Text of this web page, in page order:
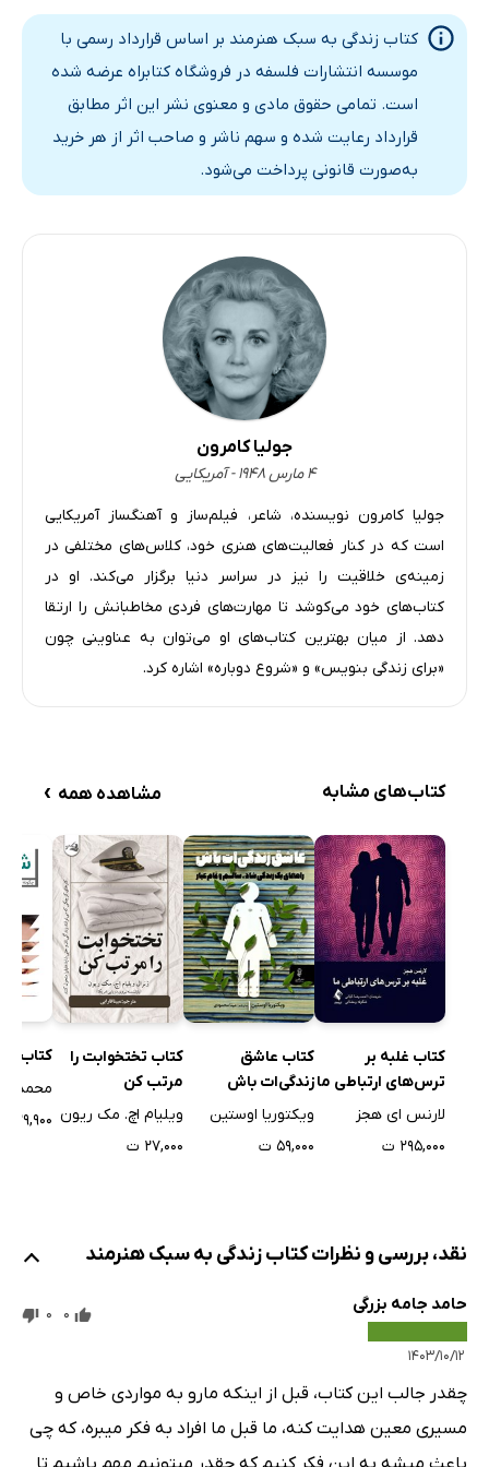
هفته سوم: دعوت از آرامش
رهنمون به شکیبایی
پذیرش خوبی‌ها
آرامش‌بخشی رهنمود
پشتیبانی اتصال
هدایت به‌ سوی بخشش خود
هدایت‌شده به سوی امید
در دست گرفتن کنترل
جادوی طبیعت
بهره‌بردن از حمایت الهی
هدایت لحظه‌به‌لحظه
قدرت سپاسگزاری
هفته ششم: دعوت از تعهد
قدرت راه‌رفتن
خیرخواهی رهنمود
درباره نویسنده
کتاب زندگی به سبک هنرمند بر اساس قرارداد رسمی با
موسسه انتشارات فلسفه در فروشگاه کتابراه عرضه شده
است. تمامی حقوق مادی و معنوی نشر این اثر مطابق
قرارداد رعایت شده و سهم ناشر و صاحب اثر از هر خرید
به‌صورت قانونی پرداخت می‌شود.
جولیا کامرون
۴ مارس ۱۹۴۸ - آمریکایی
جولیا کامرون نویسنده، شاعر، فیلم‌ساز و آهنگساز آمریکایی
است که در کنار فعالیت‌های هنری خود، کلاس‌های مختلفی در
زمینه‌ی خلاقیت را نیز در سراسر دنیا برگزار می‌کند. او در
کتاب‌های خود می‌کوشد تا مهارت‌های فردی مخاطبانش را ارتقا
دهد. از میان بهترین کتاب‌های او می‌توان به عناوینی چون
«برای زندگی بنویس» و «شروع دوباره» اشاره کرد.
کتاب‌های مشابه مشاهده همه ›
کتاب غلبه بر
ترس‌های ارتباطی ما
لارنس ای هجز
۲۹۵,۰۰۰ ت
کتاب عاشق
زندگی‌ات باش
ویکتوریا اوستین
۵۹,۰۰۰ ت
کتاب تختخوابت را
مرتب کن
ویلیام اچ. مک ریون
۲۷,۰۰۰ ت
کتاب
محمد
۲۹,۹۰۰ ت
نقد، بررسی و نظرات کتاب زندگی به سبک هنرمند
حامد جامه بزرگی
۱۴۰۳/۱۰/۱۲
0
0
چقدر جالب این کتاب، قبل از اینکه مارو به مواردی خاص و
مسیری معین هدایت کنه، ما قبل ما افراد به فکر میبره، که چی